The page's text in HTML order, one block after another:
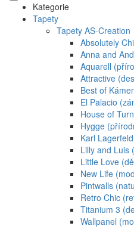
Kategorie
Tapety
Tapety AS-Creation
Absolutely
Anna and
Aquarell
Attractive
Best of
El Palacio
House of
Hygge
Karl
Lilly and Luis
Little Love
New Life
Pintwalls
Retro Chic
Titanium 3
Wallpanel